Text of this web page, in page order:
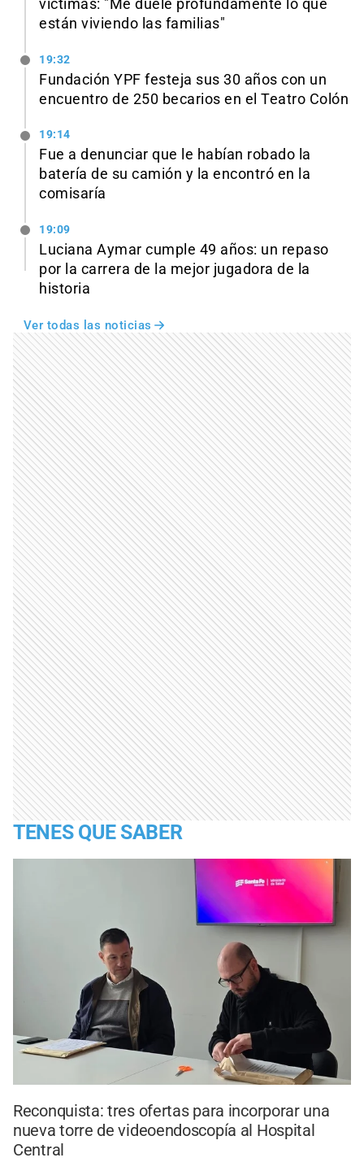
víctimas: "Me duele profundamente lo que
están viviendo las familias"
19:32
Fundación YPF festeja sus 30 años con un
encuentro de 250 becarios en el Teatro Colón
19:14
Fue a denunciar que le habían robado la
batería de su camión y la encontró en la
comisaría
19:09
Luciana Aymar cumple 49 años: un repaso
por la carrera de la mejor jugadora de la
historia
Ver todas las noticias
TENES QUE SABER
Reconquista: tres ofertas para incorporar una
nueva torre de videoendoscopía al Hospital
Central